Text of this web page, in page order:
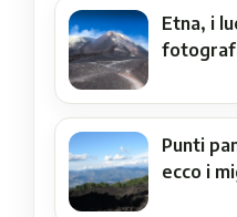
Etna, i
Punti
ecco i